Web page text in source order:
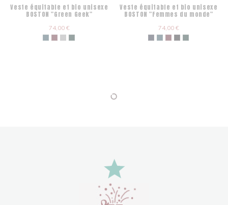
Veste équitable et bio unisexe
BOSTON "Green Geek"
74,00 €
Veste équitable et bio unisexe
BOSTON "Femmes du monde"
74,00 €